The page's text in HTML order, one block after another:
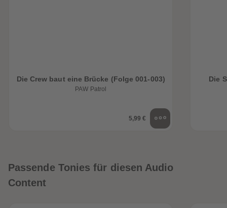
Die Crew baut eine Brücke (Folge 001-003)
PAW Patrol
5,99 €
Die
Passende Tonies für diesen Audio
Content